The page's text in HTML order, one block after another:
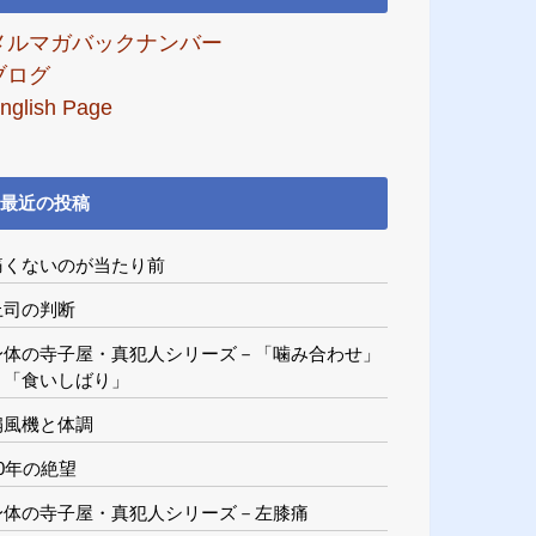
ルマガバックナンバー
ログ
Page
最近の投稿
くないのが当たり前
司の判断
の寺子屋・真犯人シリーズ－「噛み合わせ」
食いしばり」
風機と体調
年の絶望
体の寺子屋・真犯人シリーズ－左膝痛